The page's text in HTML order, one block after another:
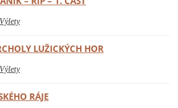
Výlety
LUŽICKÝCH HOR
Výlety
RÁJE